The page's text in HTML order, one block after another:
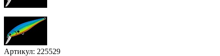
Артикул: 225529